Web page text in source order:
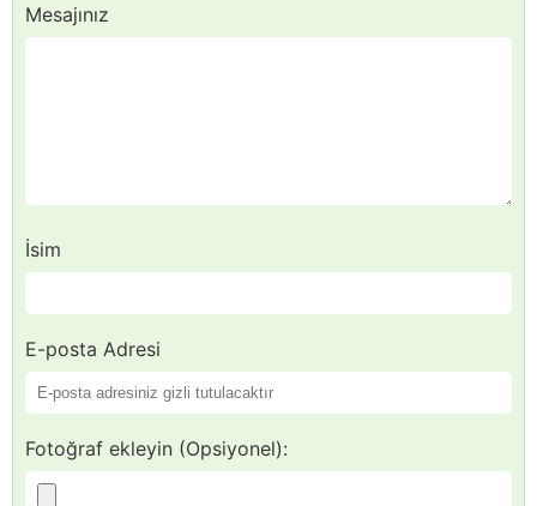
Mesajınız
İsim
E-posta Adresi
Fotoğraf ekleyin (Opsiyonel):